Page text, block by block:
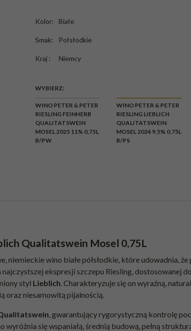
Kolor: Białe
Smak: Połsłodkie
Kraj : Niemcy
WYBIERZ:
WINO PETER & PETER
RIESLING FEINHERB
QUALITATSWEIN
MOSEL 2025 11% 0,75L
B/PW
WINO PETER & PETER
RIESLING LIEBLICH
QUALITATSWEIN
MOSEL 2024 9,5% 0,75L
B/PS
Qualitatswein Mosel 0,75L
niemieckie wino białe półsłodkie, które udowadnia,
ekspresji szczepu Riesling, dostosowanej
styl Lieblich. Charakteryzuje się on wyraźną,
oraz niesamowitą pijalnością.
, gwarantujący rygorystyczną kontrolę
się wspaniałą, średnią budową, pełną